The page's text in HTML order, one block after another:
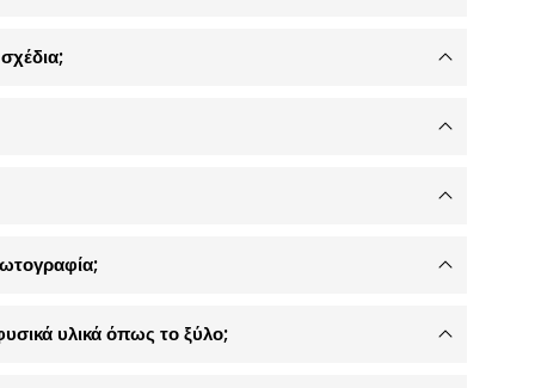
υλικά όπως το ξύλο;